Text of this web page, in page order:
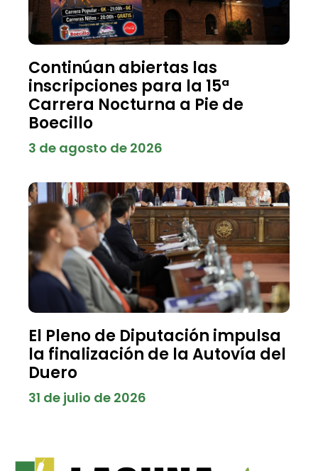
Continúan abiertas las
inscripciones para la 15ª
Carrera Nocturna a Pie de
Boecillo
3 de agosto de 2026
El Pleno de Diputación impulsa
la finalización de la Autovía del
Duero
31 de julio de 2026